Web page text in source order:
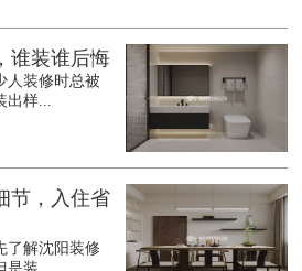
谁装谁后悔
人装修时总被
出样...
节，入住省
了解沈阳装修